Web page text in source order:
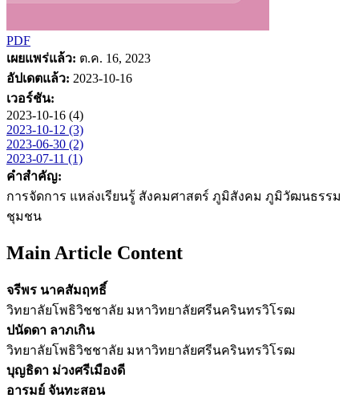
PDF
เผยแพร่แล้ว: ต.ค. 16, 2023
อัปเดตแล้ว: 2023-10-16
เวอร์ชัน:
2023-10-16 (4)
2023-10-12 (3)
2023-06-30 (2)
2023-07-11 (1)
คำสำคัญ:
การจัดการ แหล่งเรียนรู้ สังคมศาสตร์ ภูมิสังคม ภูมิวัฒนธรรม
ชุมชน
Main Article Content
จรีพร นาคสัมฤทธิ์
วิทยาลัยโพธิวิชชาลัย มหาวิทยาลัยศรีนครินทรวิโรฒ
ปนัดดา ลาภเกิน
วิทยาลัยโพธิวิชชาลัย มหาวิทยาลัยศรีนครินทรวิโรฒ
บุญธิดา ม่วงศรีเมืองดี
อารมย์ จันทะสอน